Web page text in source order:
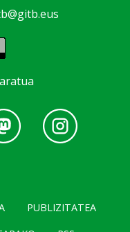
PUBLIZITATEA